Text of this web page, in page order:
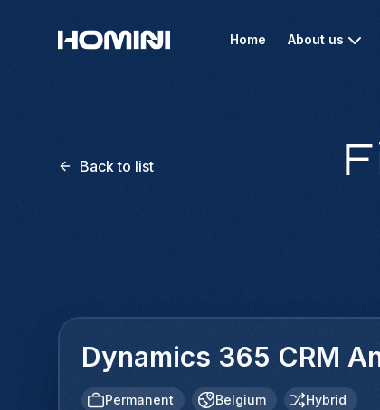
Home About us
Back to list
Dynamics 365 CRM
Permanent Belgium Hybrid